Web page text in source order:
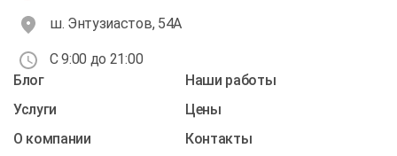
ш. Энтузиастов, 54А
С 9:00 до 21:00
Блог
Наши работы
Услуги
Цены
О компании
Контакты